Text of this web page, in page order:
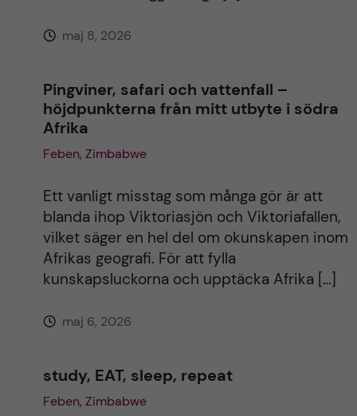
maj 8, 2026
Pingviner, safari och vattenfall –
höjdpunkterna från mitt utbyte i södra
Afrika
Feben, Zimbabwe
Ett vanligt misstag som många gör är att
blanda ihop Viktoriasjön och Viktoriafallen,
vilket säger en hel del om okunskapen inom
Afrikas geografi. För att fylla
kunskapsluckorna och upptäcka Afrika […]
maj 6, 2026
study, EAT, sleep, repeat
Feben, Zimbabwe